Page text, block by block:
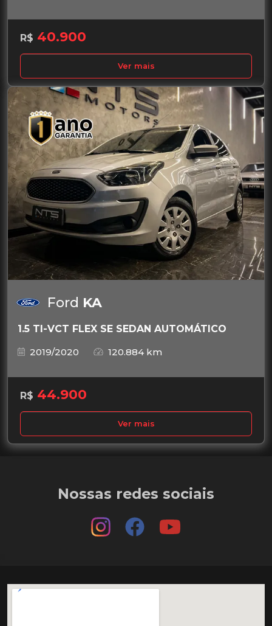
R$ 40.900
Ver mais
Ford KA
1.5 TI-VCT FLEX SE SEDAN AUTOMÁTICO
2019/2020
120.884 km
R$ 44.900
Ver mais
Nossas redes sociais